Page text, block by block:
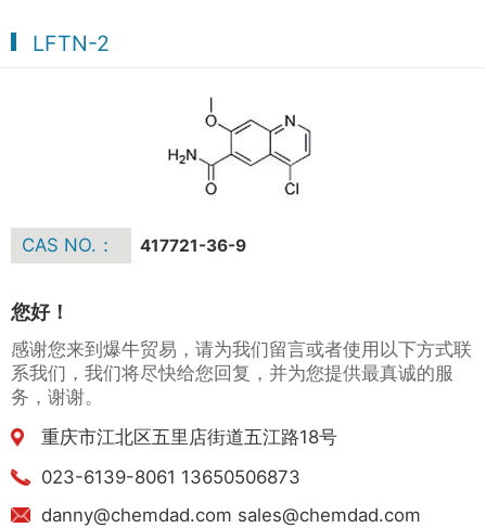
LFTN-2
CAS NO.： 417721-36-9
您好！
感谢您来到爆牛贸易，请为我们留言或者使用以下方式联
系我们，我们将尽快给您回复，并为您提供最真诚的服
务，谢谢。
重庆市江北区五里店街道五江路18号
023-6139-8061 13650506873
danny@chemdad.com sales@chemdad.com